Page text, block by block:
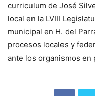
curriculum de José
local en la LVIII
municipal en H. del
procesos locales y
ante los organismos